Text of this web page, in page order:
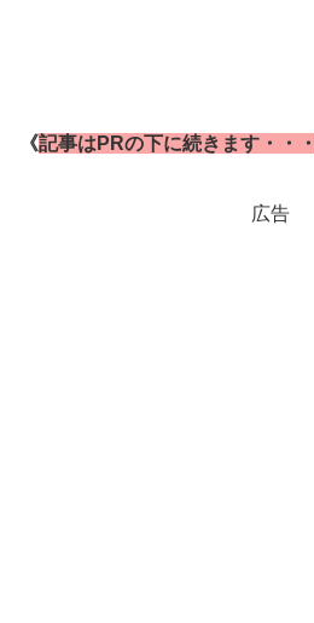
《記事はPRの下に続きます・・・
広告